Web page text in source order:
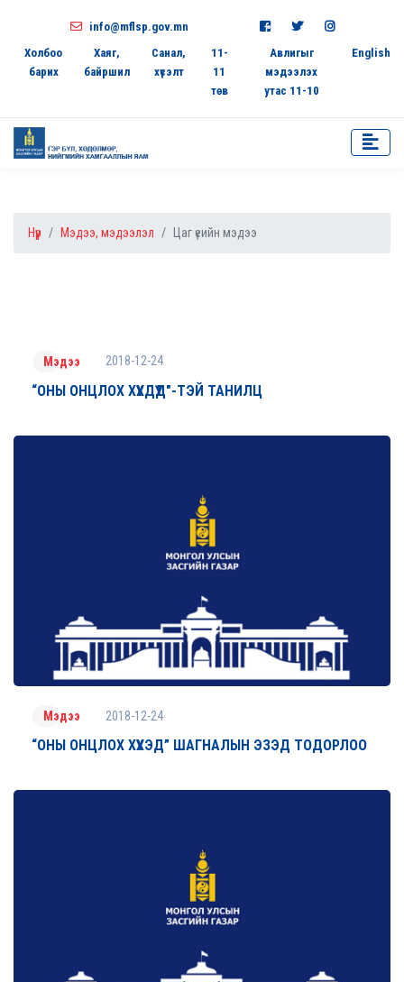
info@mflsp.gov.mn
Холбоо
барих
Хаяг,
байршил
Санал,
хүсэлт
11-
11
төв
Авлигыг
мэдээлэх
утас 11-10
English
Нүүр Мэдээ, мэдээлэл Цаг үеийн мэдээ
Мэдээ 2018-12-24
“ОНЫ ОНЦЛОХ ХҮҮХДҮҮД"-ТЭЙ ТАНИЛЦ
Мэдээ 2018-12-24
“ОНЫ ОНЦЛОХ ХҮҮХЭД” ШАГНАЛЫН ЭЗЭД ТОДОРЛОО